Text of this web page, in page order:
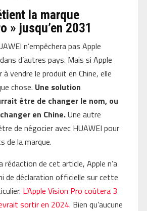
la marque
» jusqu’en 2031
n’empêchera pas Apple
d’autres pays. Mais si Apple
vendre le produit en Chine, elle
chose. Une solution
être de changer le nom, ou
en Chine.Une autre
de négocier avec HUAWEI pour
de la marque.
rédaction de cet article, Apple n’a
de déclaration officielle sur cette
L’Apple Vision Pro coûtera 3
sortir en 2024. Bien qu’aucune